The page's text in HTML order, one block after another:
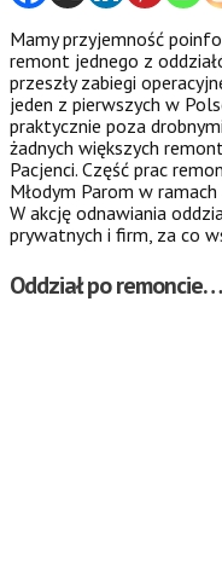
Mamy przyjemność
remont jednego z
przeszły zabiegi
jeden z pierwszych w
praktycznie poza
żadnych większych
Pacjenci. Część prac
Młodym Parom w
W akcję odnawiania
prywatnych i firm, za co
Oddział po remoncie…